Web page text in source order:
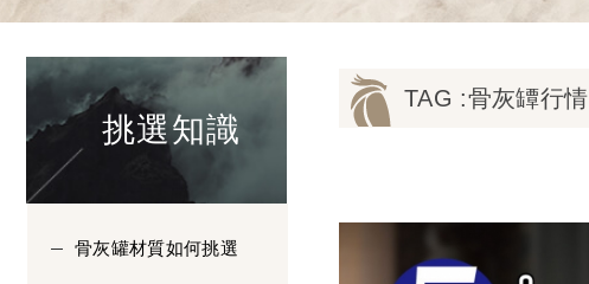
挑選知識
骨灰罐材質如何挑選
TAG :骨灰罈行情